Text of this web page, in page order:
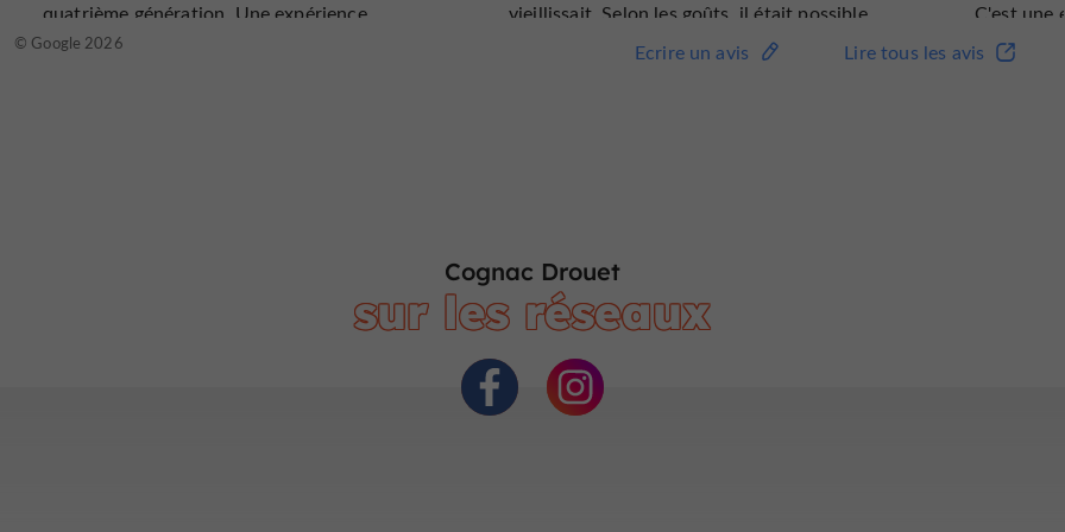
quatrième génération. Une expérience
vraiment formidable, que nous
vieillissait. Selon les goûts, il était possible
de goûter ensuite du cognac ou du pineau.
C'est une
pour la
une
Lire tous les avis
Ecrire un avis
© Google 2026
Cognac Drouet
sur les réseaux